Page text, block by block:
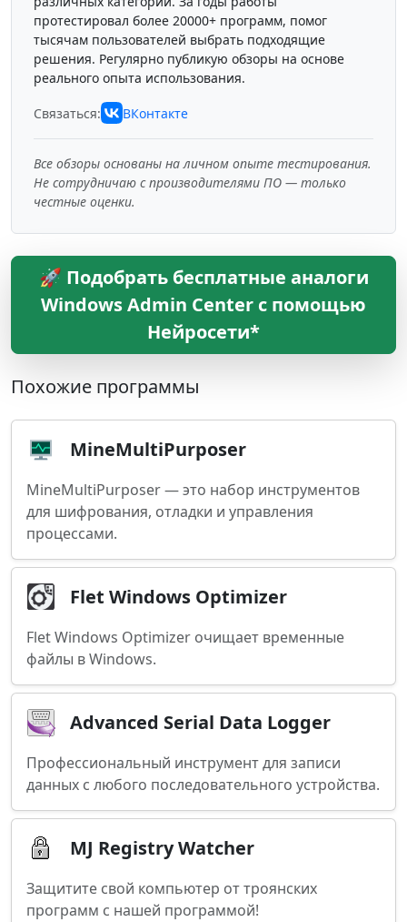
протестировал более 20000+ программ, помог
тысячам пользователей выбрать подходящие
решения. Регулярно публикую обзоры на основе
реального опыта использования.
Связаться: ВКонтакте
Все обзоры основаны на личном опыте тестирования.
Не сотрудничаю с производителями ПО — только
честные оценки.
🚀 Подобрать бесплатные аналоги
Windows Admin Center с помощью
Нейросети*
Похожие программы
MineMultiPurposer
MineMultiPurposer — это набор инструментов
для шифрования, отладки и управления
процессами.
Flet Windows Optimizer
Flet Windows Optimizer очищает временные
файлы в Windows.
Advanced Serial Data Logger
Профессиональный инструмент для записи
данных с любого последовательного устройства.
MJ Registry Watcher
Защитите свой компьютер от троянских
программ с нашей программой!